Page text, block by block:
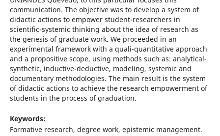
communication. The objective was to develop a system of
didactic actions to empower student-researchers in
scientific-systemic thinking about the idea of research as
the genesis of graduate work. We proceeded in an
experimental framework with a quali-quantitative approach
and a propositive scope, using methods such as: analytical-
synthetic, inductive-deductive, modeling, systemic and
documentary methodologies. The main result is the system
of didactic actions to achieve the research empowerment of
students in the process of graduation.
Keywords:
Formative research, degree work, epistemic management.